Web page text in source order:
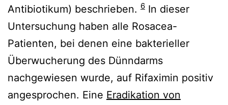
Antibiotikum) beschrieben. 6 In dieser
Untersuchung haben alle Rosacea-
Patienten, bei denen eine bakterieller
Überwucherung des Dünndarms
nachgewiesen wurde, auf Rifaximin positiv
angesprochen. Eine Eradikation von